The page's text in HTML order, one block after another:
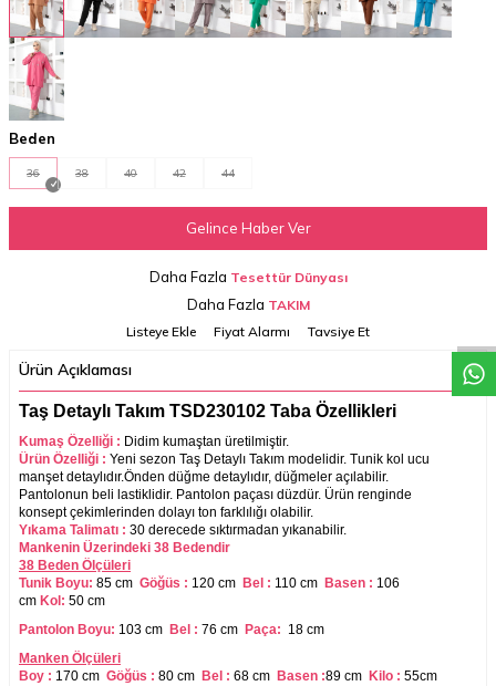
Beden
36 38 40 42 44
Gelince Haber Ver
Daha Fazla Tesettür Dünyası
Daha Fazla TAKIM
Listeye Ekle
Fiyat Alarmı Tavsiye Et
Ürün Açıklaması
Taş Detaylı Takım TSD230102 Taba Özellikleri
Kumaş Özelliği : Didim kumaştan üretilmiştir.
Ürün Özelliği : Yeni sezon Taş Detaylı Takım modelidir. Tunik kol ucu
manşet detaylıdır.Önden düğme detaylıdır, düğmeler açılabilir.
Pantolonun beli lastiklidir. Pantolon paçası düzdür. Ürün renginde
konsept çekimlerinden dolayı ton farklılığı olabilir.
Yıkama Talimatı : 30 derecede sıktırmadan yıkanabilir.
Mankenin Üzerindeki 38 Bedendir
38 Beden Ölçüleri
Tunik Boyu: 85 cm Göğüs : 120 cm Bel : 110 cm Basen : 106
cm Kol: 50 cm
Pantolon Boyu: 103 cm Bel : 76 cm Paça: 18 cm
Manken Ölçüleri
Boy : 170 cm Göğüs : 80 cm Bel : 68 cm Basen :89 cm Kilo : 55cm